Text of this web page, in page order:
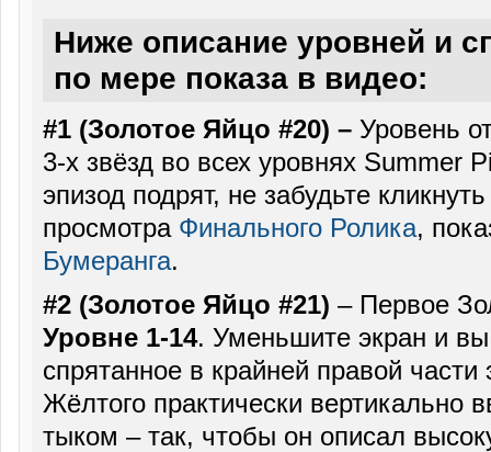
Ниже описание уровней и
по мере показа в видео:
#1 (Золотое Яйцо #20) – Уровень
3-х звёзд во всех уровнях Summer
эпизод подрят, не забудьте
просмотра Финального Ролика,
Бумеранга.
#2(Золотое Яйцо #21) – Первое
Уровне 1-14. Уменьшите экран и
спрятанное в крайней правой
Жёлтого практически вертикально
тыком – так, чтобы он описал